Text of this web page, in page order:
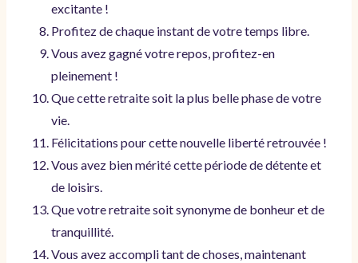
excitante !
Profitez de chaque instant de votre temps libre.
Vous avez gagné votre repos, profitez-en
pleinement !
Que cette retraite soit la plus belle phase de votre
vie.
Félicitations pour cette nouvelle liberté retrouvée !
Vous avez bien mérité cette période de détente et
de loisirs.
Que votre retraite soit synonyme de bonheur et de
tranquillité.
Vous avez accompli tant de choses, maintenant